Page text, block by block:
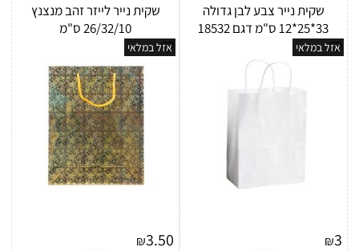
שקית נייר צבע לבן גדולה
33*25*12 ס"מ דגם 18532
אזל במלאי
₪3
שקית נייר לייזר זהב מנצנץ
26/32/10 ס"מ
אזל במלאי
₪3.50